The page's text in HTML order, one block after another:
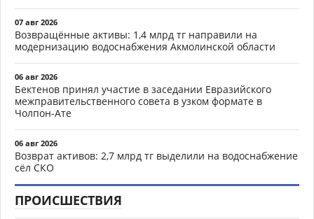
07 авг 2026
Возвращённые активы: 1,4 млрд тг направили на
модернизацию водоснабжения Акмолинской области
06 авг 2026
Бектенов принял участие в заседании Евразийского
межправительственного совета в узком формате в
Чолпон-Ате
06 авг 2026
Возврат активов: 2,7 млрд тг выделили на водоснабжение
сёл СКО
ПРОИСШЕСТВИЯ